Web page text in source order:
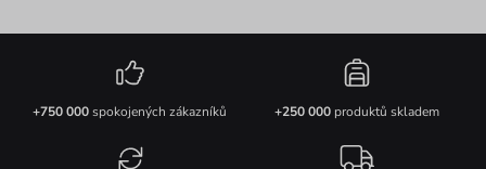
+750 000spokojených zákazníků +250 000produktů skladem